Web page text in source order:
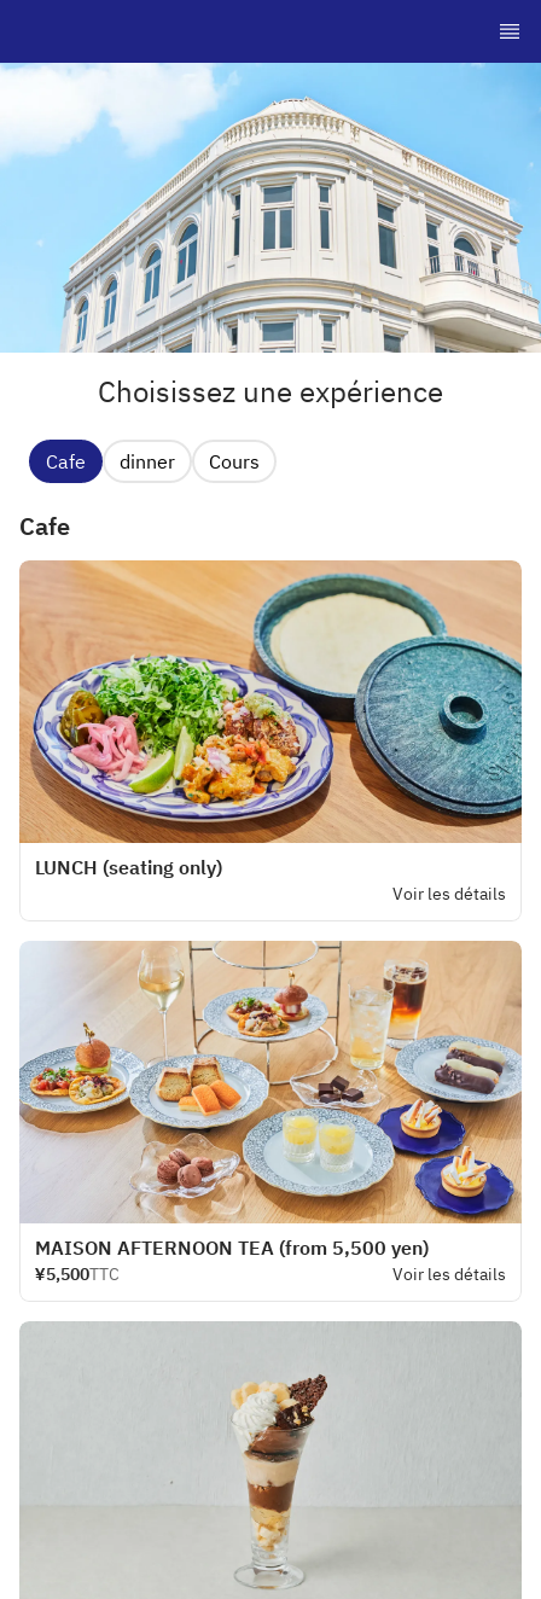
Choisissez une expérience
Cafe dinner Cours
Cafe
LUNCH (seating only)
Voir les détails
MAISON AFTERNOON TEA (from 5,500 yen)
¥5,500TTC Voir les détails